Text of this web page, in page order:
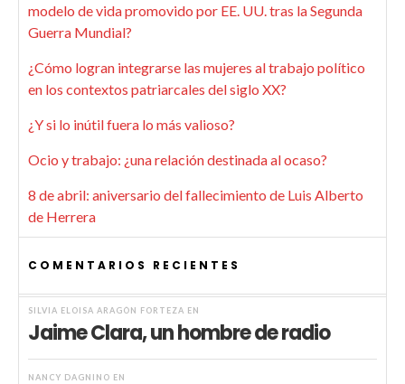
modelo de vida promovido por EE. UU. tras la Segunda
Guerra Mundial?
¿Cómo logran integrarse las mujeres al trabajo político
en los contextos patriarcales del siglo XX?
¿Y si lo inútil fuera lo más valioso?
Ocio y trabajo: ¿una relación destinada al ocaso?
8 de abril: aniversario del fallecimiento de Luis Alberto
de Herrera
COMENTARIOS RECIENTES
SILVIA ELOISA ARAGÓN FORTEZA EN
Jaime Clara, un hombre de radio
NANCY DAGNINO EN